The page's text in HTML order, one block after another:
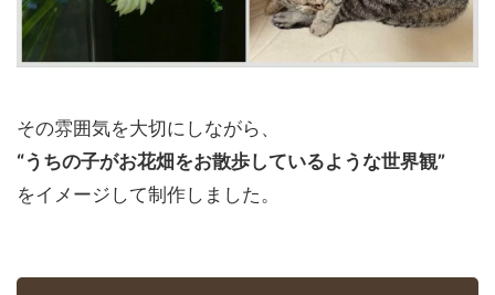
その雰囲気を大切にしながら、
“うちの子がお花畑をお散歩しているような世界観”
をイメージして制作しました。